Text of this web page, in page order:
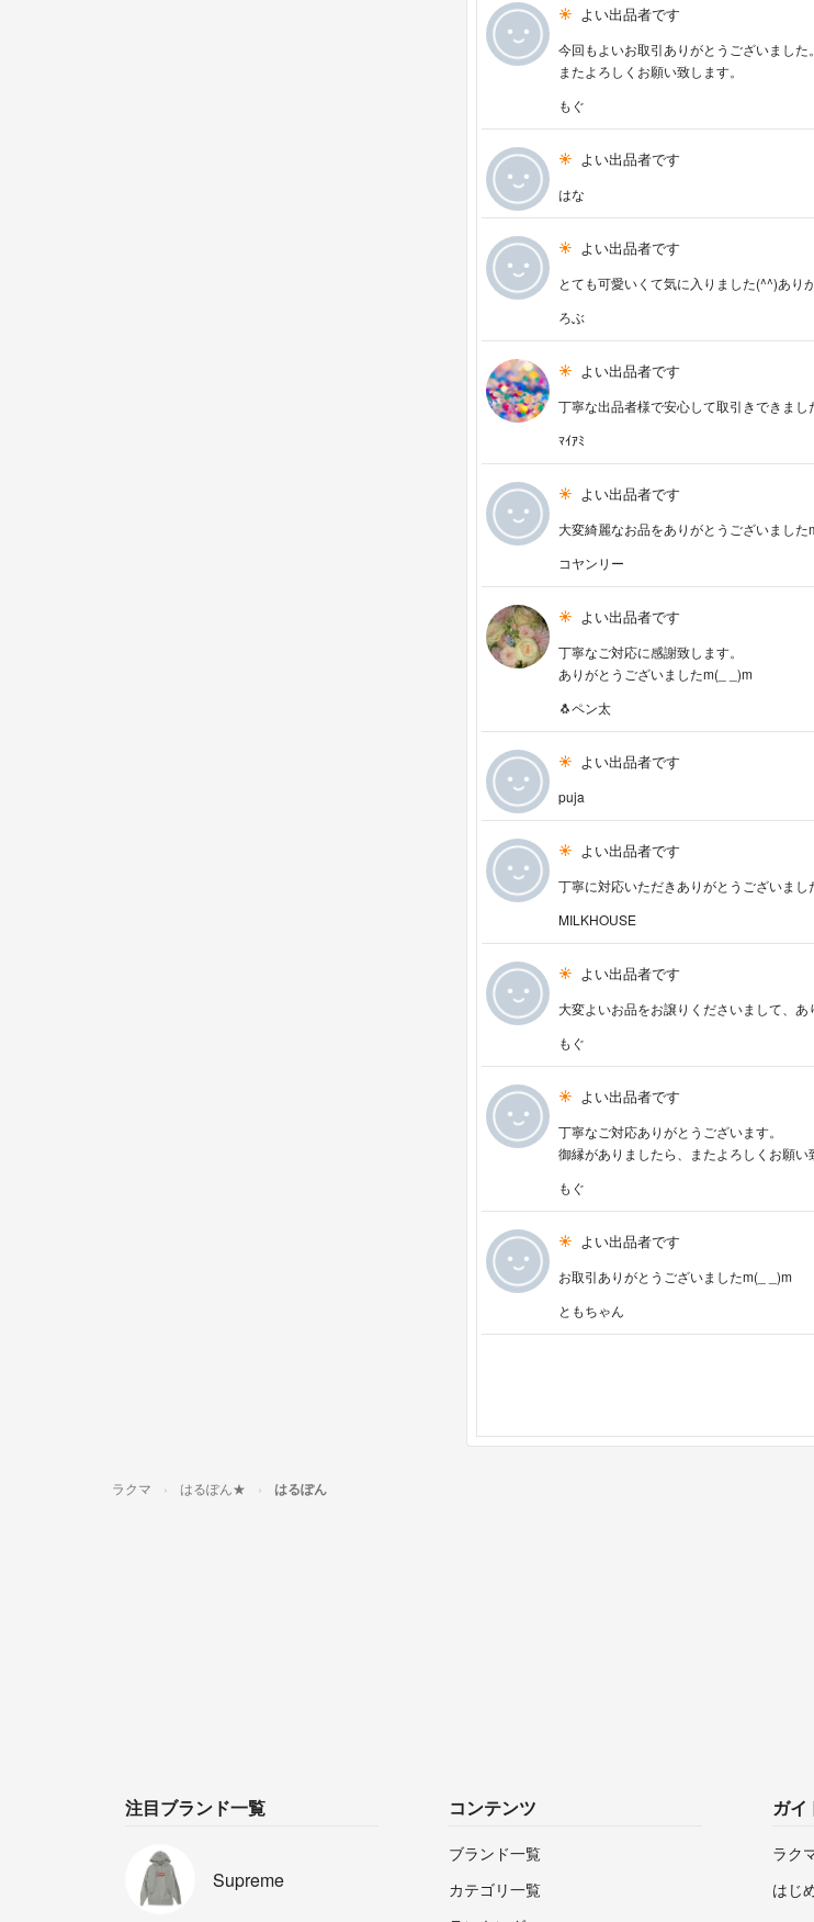
よい出品者です
今回もよいお取引ありがとうございました。
またよろしくお願い致します。
もぐ
よい出品者です
はな
よい出品者です
とても可愛いくて気に入りました(^^)あり
ろぶ
よい出品者です
丁寧な出品者様で安心して取引きできまし
ﾏｲｱﾐ
よい出品者です
大変綺麗なお品をありがとうございまし
コヤンリー
よい出品者です
丁寧なご対応に感謝致します。
ありがとうございましたm(_ _)m
🐧ペン太
よい出品者です
puja
よい出品者です
丁寧に対応いただきありがとうございまし
MILKHOUSE
よい出品者です
大変よいお品をお譲りくださいまして、あ
もぐ
よい出品者です
丁寧なご対応ありがとうございます。
御縁がありましたら、またよろしくお願い
もぐ
よい出品者です
お取引ありがとうございましたm(_ _)m
ともちゃん
ラクマ はるぽん★ はるぽん
注目ブランド一覧
Supreme
コンテンツ
ブランド一覧
カテゴリ一覧
ガイ
ラク
はじ